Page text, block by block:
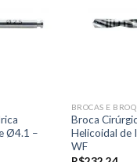
Ø4.1 –
BROCAS E
Broca
Helicoidal de
WF